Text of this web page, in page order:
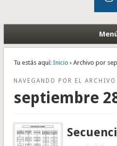
Tu estás aquí: Inicio › Archivo por
NAVEGANDO POR EL ARCHIVO
septiembre